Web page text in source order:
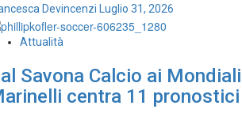
Devincenzi Luglio 31, 2026
Attualità
Savona Calcio ai
centra 11